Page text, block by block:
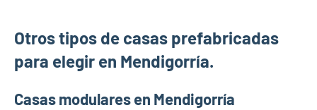
Otros tipos de casas prefabricadas
para elegir en Mendigorría.
Casas modulares en Mendigorría